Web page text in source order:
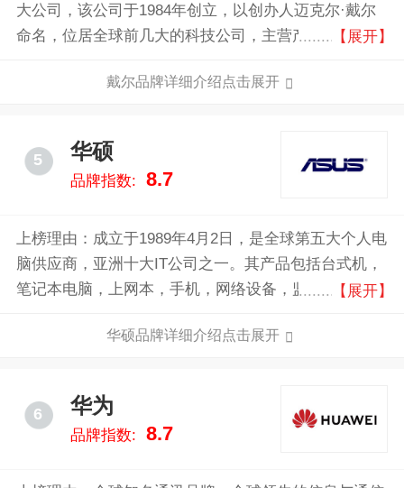
大公司，该公司于1984年创立，以创办人迈克尔·戴尔
命名，位居全球前几大的科技公司，主营产品包括个人
计算机周边设备。戴尔同时也贩售HDTV、照相机、打
【展开】
戴尔品牌详细介绍点击展开
5 华硕
品牌指数: 8.7
上榜理由：成立于1989年4月2日，是全球第五大个人电
脑供应商，亚洲十大IT公司之一。其产品包括台式机，
笔记本电脑，上网本，手机，网络设备，监视器，WIFI
品，外围设备，可穿戴设备，服务器，工作站和平板电
【展开】
华硕品牌详细介绍点击展开
6 华为
品牌指数: 8.7